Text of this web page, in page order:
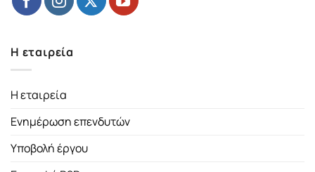
Η εταιρεία
Η εταιρεία
Ενημέρωση επενδυτών
Υποβολή έργου